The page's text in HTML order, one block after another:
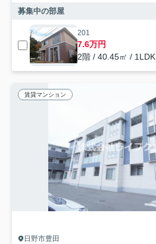
募集中の部屋
201
7.6万円
2階 / 40.45㎡ / 1LDK
賃貸マンション
日野市豊田